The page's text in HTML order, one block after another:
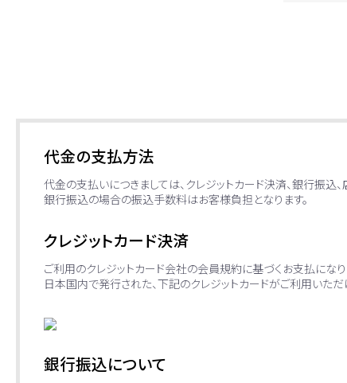
代金の支払方法
代金の支払いにつきましては、クレジットカード決済、銀行振込
銀行振込の場合の振込手数料はお客様負担となります。
クレジットカード決済
ご利用のクレジットカード会社の会員規約に基づくお支払になり
日本国内で発行された、下記のクレジットカードがご利用いただ
銀行振込について